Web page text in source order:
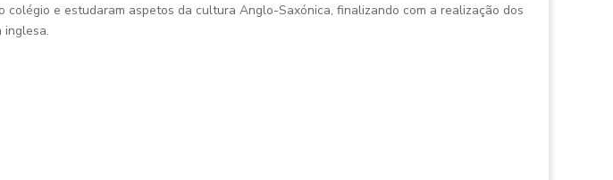
e estudaram aspetos da cultura Anglo-Saxónica, finalizando com a realização dos
inglesa.